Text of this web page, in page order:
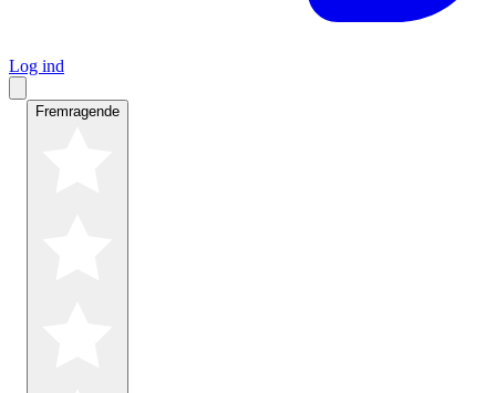
Log ind
Fremragende